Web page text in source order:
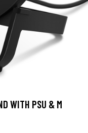
WITH PSU & M